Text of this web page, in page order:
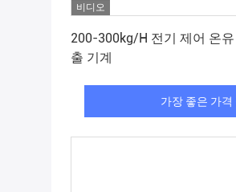
비디오
200-300kg/H 전기 제어 온
출 기계
가장 좋은 가격